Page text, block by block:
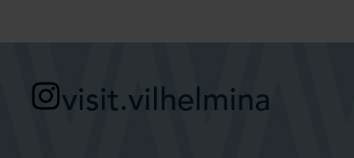
visit.vilhelmina